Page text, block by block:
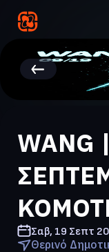
WANG
Σαβ, 19 Σεπτ
Θερινό